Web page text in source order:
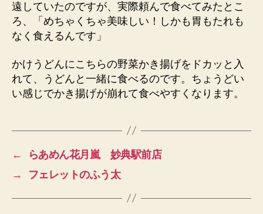
遠していたのですが、実際頼んで食べてみたとこ
ろ、「めちゃくちゃ美味しい！しかも胃もたれも
なく食えるんです」
かけうどんにこちらの野菜かき揚げをドカッと入
れて、うどんと一緒に食べるのです。ちょうどい
い感じでかき揚げが崩れて食べやすくなります。
←
らあめん花月嵐 妙典駅前店
→
フェレットのふう太